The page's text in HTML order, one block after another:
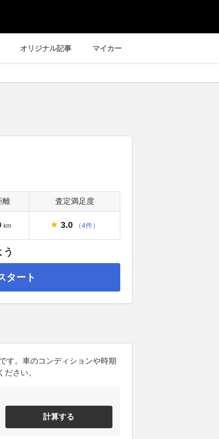
オリジナル記事 マイカー
離 査定満足度
km 3.0 （4件）
タート
す。車のコンディションや時期
さい。
計算する